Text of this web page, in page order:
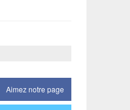
Aimez notre page